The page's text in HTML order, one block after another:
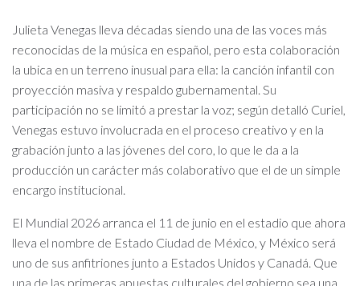
Julieta Venegas lleva décadas siendo una de las voces más
reconocidas de la música en español, pero esta colaboración
la ubica en un terreno inusual para ella: la canción infantil con
proyección masiva y respaldo gubernamental. Su
participación no se limitó a prestar la voz; según detalló Curiel,
Venegas estuvo involucrada en el proceso creativo y en la
grabación junto a las jóvenes del coro, lo que le da a la
producción un carácter más colaborativo que el de un simple
encargo institucional.
El Mundial 2026 arranca el 11 de junio en el estadio que ahora
lleva el nombre de Estado Ciudad de México, y México será
uno de sus anfitriones junto a Estados Unidos y Canadá. Que
una de las primeras apuestas culturales del gobierno sea una